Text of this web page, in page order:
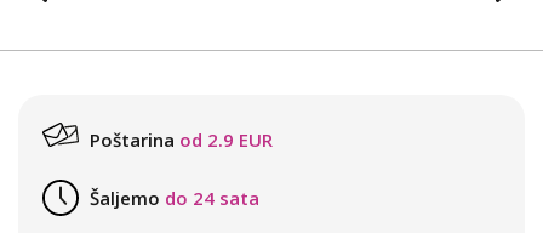
Poštarina od 2.9 EUR
Šaljemo do 24 sata